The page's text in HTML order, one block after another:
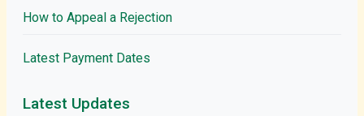
How to Appeal a Rejection
Latest Payment Dates
Latest Updates